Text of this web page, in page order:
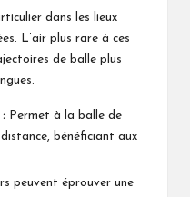
dans les lieux
L’air plus rare à ces
de balle plus
: Permet à la balle de
bénéficiant aux
peuvent éprouver une